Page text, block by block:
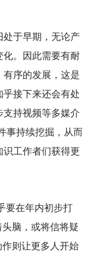
处于早期，无论产
化。因此需要有耐
序的发展，这是
接下来还会有处
持视频等多媒介
事持续挖掘，从而
识工作者们获得更
要在年内初步打
脑，或将信将疑
则让更多人开始